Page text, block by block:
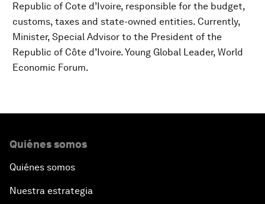
Republic of Cote d’Ivoire, responsible for the budget,
customs, taxes and state-owned entities. Currently,
Minister, Special Advisor to the President of the
Republic of Côte d’Ivoire. Young Global Leader, World
Economic Forum.
Quiénes somos
Quiénes somos
Nuestra estrategia